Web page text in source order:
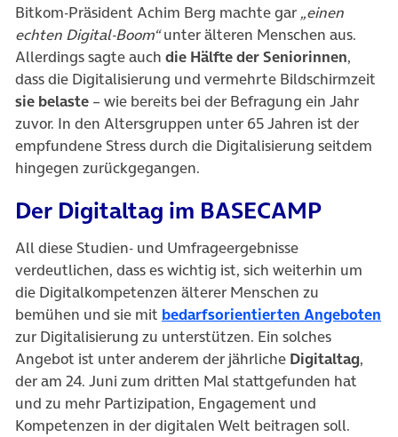
Bitkom-Präsident Achim Berg machte gar „einen
echten Digital-Boom“unter älteren Menschen aus.
Allerdings sagte auch die Hälfte der Seniorinnen,
dass die Digitalisierung und vermehrte Bildschirmzeit
sie belaste – wie bereits bei der Befragung ein Jahr
zuvor. In den Altersgruppen unter 65 Jahren ist der
empfundene Stress durch die Digitalisierung seitdem
hingegen zurückgegangen.
Der Digitaltag im BASECAMP
All diese Studien- und Umfrageergebnisse
verdeutlichen, dass es wichtig ist, sich weiterhin um
die Digitalkompetenzen älterer Menschen zu
bemühen und sie mit bedarfsorientierten Angeboten
zur Digitalisierung zu unterstützen. Ein solches
Angebot ist unter anderem der jährliche Digitaltag,
der am 24. Juni zum dritten Mal stattgefunden hat
und zu mehr Partizipation, Engagement und
Kompetenzen in der digitalen Welt beitragen soll.